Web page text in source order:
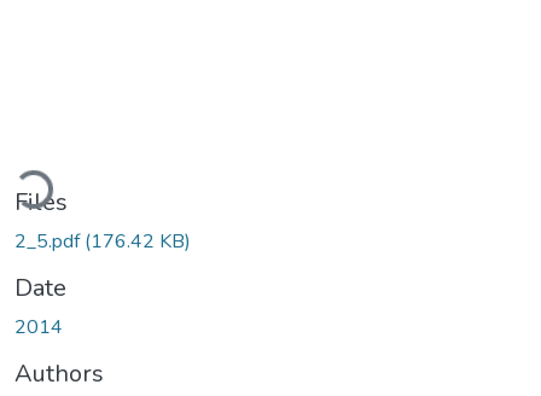
Files
2_5.pdf(176.42 KB)
Date
2014
Authors